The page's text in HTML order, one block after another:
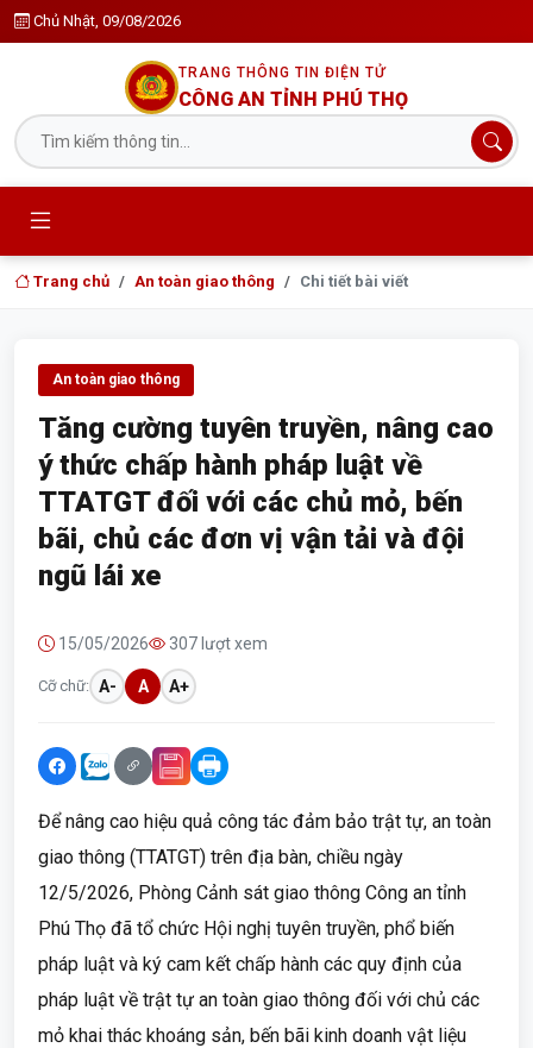
Chủ Nhật, 09/08/2026
TRANG THÔNG TIN ĐIỆN TỬ
CÔNG AN TỈNH PHÚ THỌ
Trang chủ An toàn giao thông Chi tiết bài viết
An toàn giao thông
Tăng cường tuyên truyền, nâng cao
ý thức chấp hành pháp luật về
TTATGT đối với các chủ mỏ, bến
bãi, chủ các đơn vị vận tải và đội
ngũ lái xe
15/05/2026 307 lượt xem
Cỡ chữ: A- A A+
Để nâng cao hiệu quả công tác đảm bảo trật tự, an toàn
giao thông (TTATGT) trên địa bàn, chiều ngày
12/5/2026, Phòng Cảnh sát giao thông Công an tỉnh
Phú Thọ đã tổ chức Hội nghị tuyên truyền, phổ biến
pháp luật và ký cam kết chấp hành các quy định của
pháp luật về trật tự an toàn giao thông đối với chủ các
mỏ khai thác khoáng sản, bến bãi kinh doanh vật liệu